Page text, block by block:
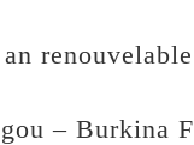
– Burkina